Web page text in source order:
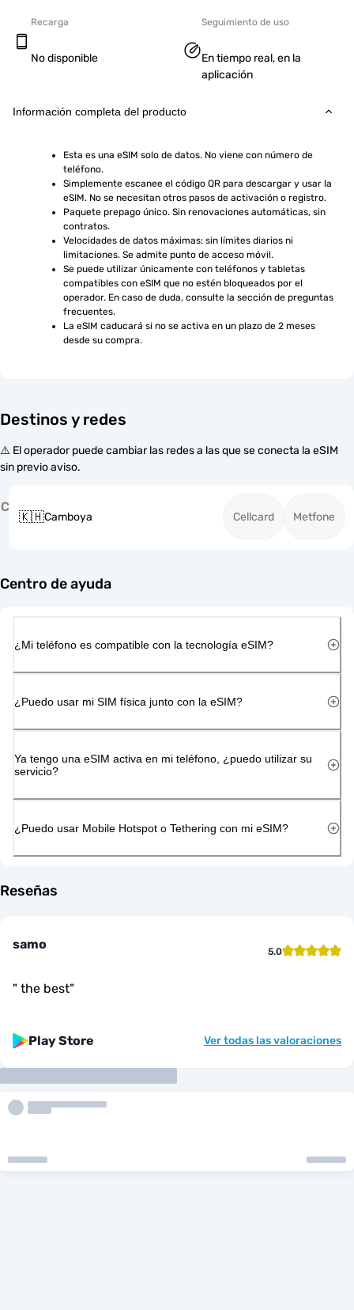
Recarga
No disponible
Seguimiento de uso
En tiempo real, en la
aplicación
Información completa del producto
Esta es una eSIM solo de datos. No viene con número de
teléfono.
Simplemente escanee el código QR para descargar y usar la
eSIM. No se necesitan otros pasos de activación o registro.
Paquete prepago único. Sin renovaciones automáticas, sin
contratos.
Velocidades de datos máximas: sin límites diarios ni
limitaciones. Se admite punto de acceso móvil.
Se puede utilizar únicamente con teléfonos y tabletas
compatibles con eSIM que no estén bloqueados por el
operador. En caso de duda, consulte la sección de preguntas
frecuentes.
La eSIM caducará si no se activa en un plazo de 2 meses
desde su compra.
Destinos y redes
⚠️ El operador puede cambiar las redes a las que se conecta la eSIM
sin previo aviso.
C
🇰🇭Camboya Cellcard Metfone
Centro de ayuda
¿Mi teléfono es compatible con la tecnología eSIM?
¿Puedo usar mi SIM física junto con la eSIM?
Ya tengo una eSIM activa en mi teléfono, ¿puedo utilizar su
servicio?
¿Puedo usar Mobile Hotspot o Tethering con mi eSIM?
Reseñas
samo 5.0
" the best"
Play Store Ver todas las valoraciones